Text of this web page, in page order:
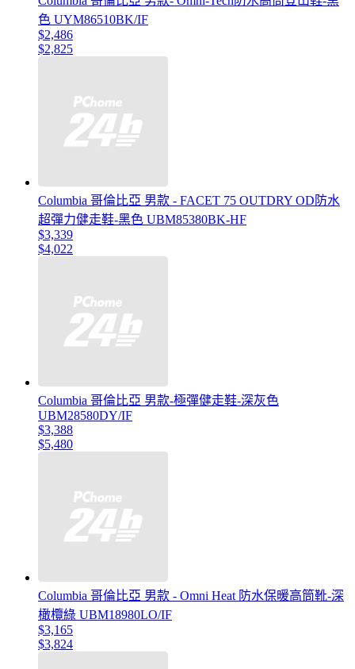
色 UYM86510BK/IF
$2,486
$2,825
Columbia 哥倫比亞 男款 - FACET 75 OUTDRY OD防水
超彈力健走鞋-黑色 UBM85380BK-HF
$3,339
$4,022
Columbia 哥倫比亞 男款-極彈健走鞋-深灰色
UBM28580DY/IF
$3,388
$5,480
Columbia 哥倫比亞 男款 - Omni Heat 防水保暖高筒靴-深
橄欖綠 UBM18980LO/IF
$3,165
$3,824